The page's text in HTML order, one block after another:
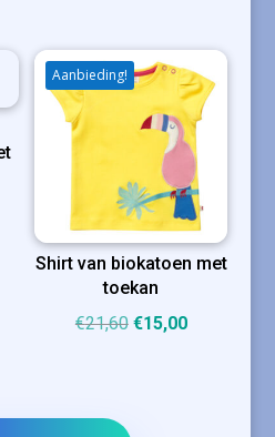
Aanbieding!
Shirt van biokatoen met
toekan
€21,60 Oorspronkelijke
€15,00Huidige